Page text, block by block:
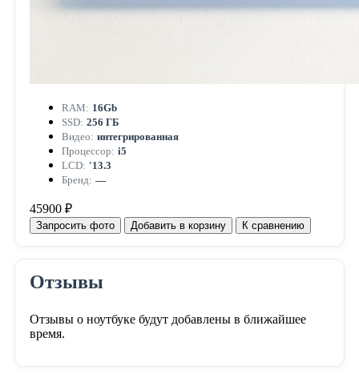
RAM: 16Gb
SSD: 256 ГБ
Видео: интегрированная
Процессор: i5
LCD: '13.3
Бренд: —
45900 ₽
Запросить фото Добавить в корзину К сравнению
Отзывы
Отзывы о ноутбуке будут добавлены в ближайшее
время.